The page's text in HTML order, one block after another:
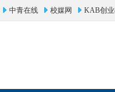
中青在线 校媒网 KAB创业